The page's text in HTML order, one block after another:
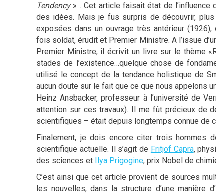
Tendency» . Cet article faisait état de l’influence
des idées. Mais je fus surpris de découvrir,
exposées dans un ouvrage très antérieur
fois soldat, érudit et Premier Ministre. A l’issue
Premier Ministre, il écrivit un livre sur le thème
stades de l’existence…quelque chose de
utilisé le concept de la tendance holistique de
aucun doute sur le fait que ce que nous appelons
Heinz Ansbacker, professeur à l’université de
attention sur ces travaux). Il me fût précieux de
scientifiques – était depuis longtemps connue de
Finalement, je dois encore citer trois hommes
scientifique actuelle. Il s’agit de Fritjof Capra,
des sciences et Ilya Prigogine, prix Nobel de
C’est ainsi que cet article provient de sources
les nouvelles, dans la structure d’une manière